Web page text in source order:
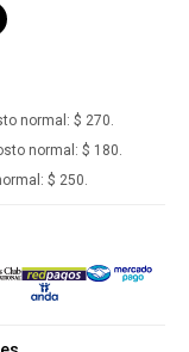
normal: $ 270.
normal: $ 180.
$ 250.